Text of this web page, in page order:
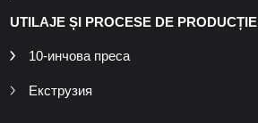
UTILAJE ȘI PROCESE DE PRODUCȚIE
10-инчова преса
Екструзия